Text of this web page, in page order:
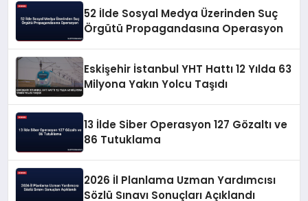
52 İlde Sosyal Medya Üzerinden Suç
Örgütü Propagandasına Operasyon
Eskişehir İstanbul YHT Hattı 12 Yılda 63
Milyona Yakın Yolcu Taşıdı
13 İlde Siber Operasyon 127 Gözaltı ve
86 Tutuklama
2026 İl Planlama Uzman Yardımcısı
Sözlü Sınavı Sonuçları Açıklandı